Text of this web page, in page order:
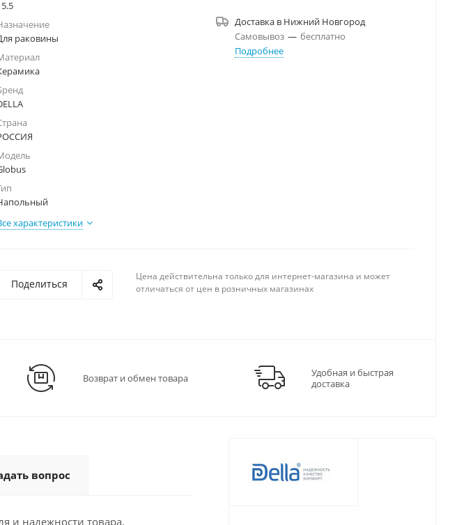
раковины
характеристики
Доставка в Нижний Новгород
Самовывоз — бесплатно
Подробнее
Поделиться
Цена действительна только для интернет-магазина и может
отличаться от цен в розничных магазинах
Возврат и обмен товара
Удобная и быстрая
доставка
вопрос
и надежности товара.